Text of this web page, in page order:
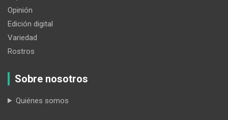
Opinión
Edición digital
Variedad
Rostros
Sobre nosotros
Quiénes somos